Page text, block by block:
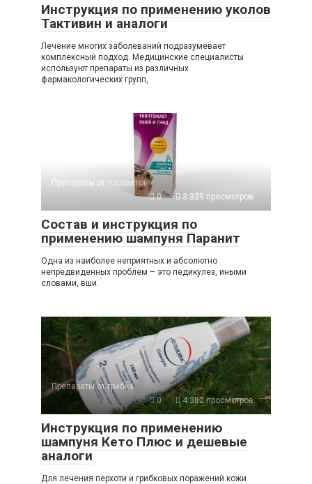
Инструкция по применению уколов
Тактивин и аналоги
Лечение многих заболеваний подразумевает
комплексный подход. Медицинские специалисты
используют препараты из различных
фармакологических групп,
Препараты от паразитов
0
3 329 просмотров
Состав и инструкция по
применению шампуня Паранит
Одна из наиболее неприятных и абсолютно
непредвиденных проблем – это педикулез, иными
словами, вши.
Препараты от грибка
0
4 382 просмотров
Инструкция по применению
шампуня Кето Плюс и дешевые
аналоги
Для лечения перхоти и грибковых поражений кожи